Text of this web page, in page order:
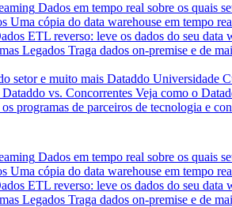
Dados em tempo real sobre os quais
Uma cópia do data warehouse em tempo
ETL reverso: leve os dados do seu data
Legados Traga dados on-premise e de
setor e muito mais Dataddo Universidade
Dataddo vs. Concorrentes Veja como o
programas de parceiros de tecnologia e
Dados em tempo real sobre os quais
Uma cópia do data warehouse em tempo
ETL reverso: leve os dados do seu data
Legados Traga dados on-premise e de